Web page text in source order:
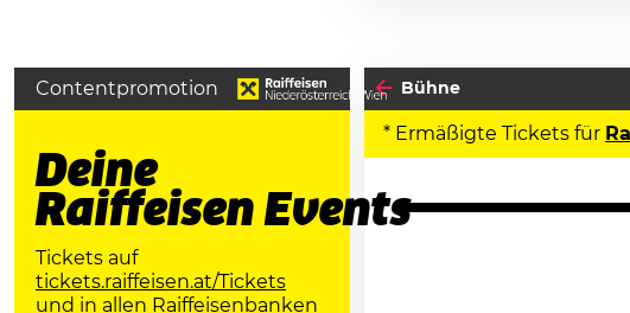
Bühne
* Ermäßigte Tickets für
Contentpromotion
Deine
Raiffeisen Events
Tickets auf
tickets.raiffeisen.at/Tickets
und in allen Raiffeisenbanken